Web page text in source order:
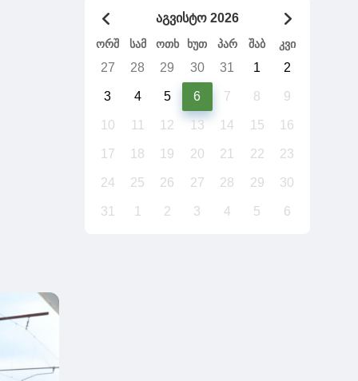
აგვისტო 2026
ორშ სამ ოთხ ხუთ პარ შაბ კვი
27 28 29 30 31 1 2
3 4 5 6 7 8 9
10 11 12 13 14 15 16
17 18 19 20 21 22 23
24 25 26 27 28 29 30
31 1 2 3 4 5 6